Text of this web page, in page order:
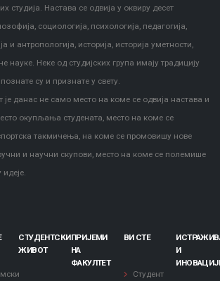
студија. Настава се одвија у оквиру десет
социологија, психологија, педагогија,
и антропологија, историја, историја уметности,
науке. Неке од студијских група имају традицију
су и признате у свету.
данас не само место на коме се одвија настава и
окупљања студената, место на коме се
такмичења, на коме се промовишу нове
и научни скупови, место на коме се полемише
СТУДЕНТСКИ
ЖИВОТ
ПРИЈЕМИ
НА
ФАКУЛТЕТ
ВИ СТЕ
Студент
И